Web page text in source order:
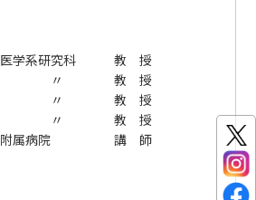
医学系研究科 教 授
〃 教 授
〃 教 授
〃 教 授
附属病院 講 師